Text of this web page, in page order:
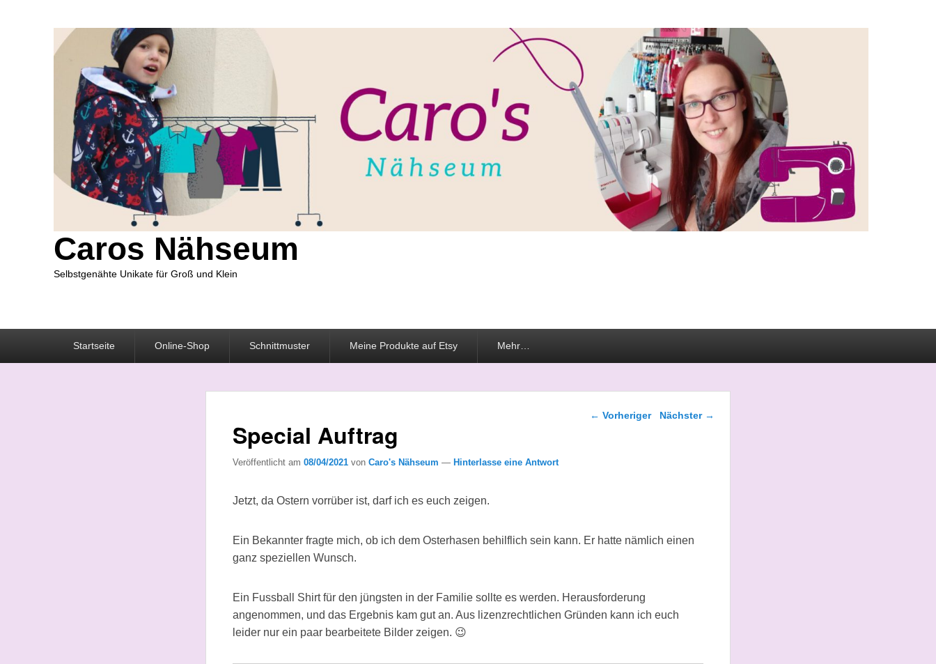
Caros Nähseum
Selbstgenähte Unikate für Groß und Klein
Startseite Online-Shop Schnittmuster Meine Produkte auf Etsy Mehr…
Beitragsnavigation
← Vorheriger Nächster →
Special Auftrag
Veröffentlicht am 08/04/2021 von Caro's Nähseum — Hinterlasse eine Antwort
Jetzt, da Ostern vorrüber ist, darf ich es euch zeigen.
Ein Bekannter fragte mich, ob ich dem Osterhasen behilflich sein kann. Er hatte nämlich einen
ganz speziellen Wunsch.
Ein Fussball Shirt für den jüngsten in der Familie sollte es werden. Herausforderung
angenommen, und das Ergebnis kam gut an. Aus lizenzrechtlichen Gründen kann ich euch
leider nur ein paar bearbeitete Bilder zeigen. 😉